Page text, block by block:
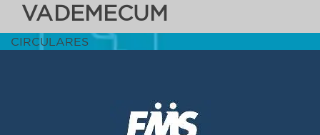
VADEMECUM
CIRCULARES